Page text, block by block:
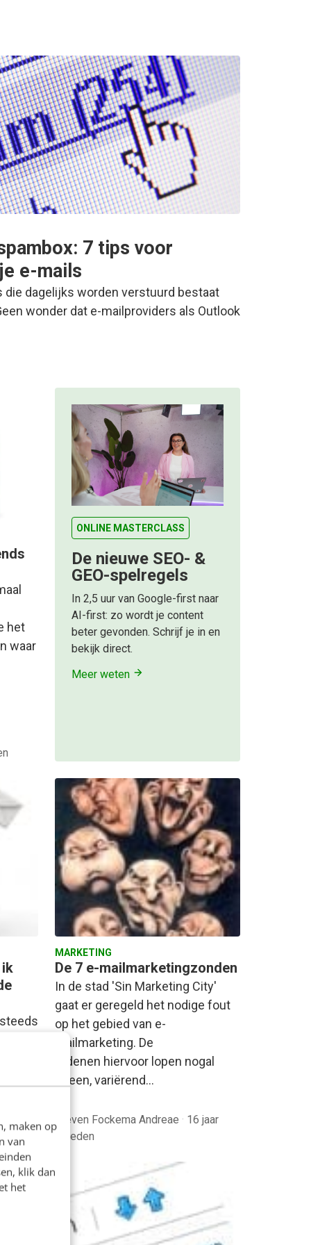
maken op
van
klik dan
het
7 tips voor
e-mails
die dagelijks worden verstuurd bestaat
wonder dat e-mailproviders als Outlook
het
waar
ONLINE MASTERCLASS
De nieuwe SEO- &
GEO-spelregels
In 2,5 uur van Google-first naar
AI-first: zo wordt je content
beter gevonden. Schrijf je in en
bekijk direct.
Meer weten
MARKETING
De 7 e-mailmarketingzonden
In de stad 'Sin Marketing City'
gaat er geregeld het nodige fout
op het gebied van e-
mailmarketing. De
redenen hiervoor lopen nogal
uiteen, variërend…
Steven Fockema Andreae · 16 jaar
geleden